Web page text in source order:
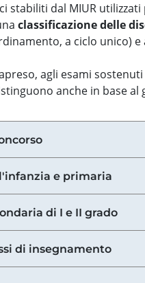
stabiliti dal MIUR
classificazione delle
a ciclo unico)
agli esami
anche in base
e primaria
di I e II grado
di insegnamento